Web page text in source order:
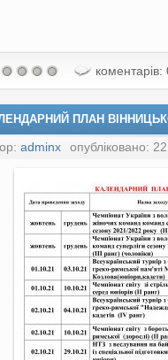
коментарів:
ПЛАН
adminx опубліковано: